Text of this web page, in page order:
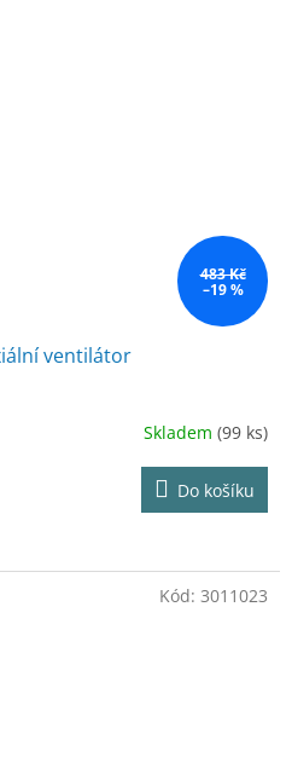
483 Kč
–19 %
ventilátor
Skladem (99 ks)
Do košíku
Kód: 3011023